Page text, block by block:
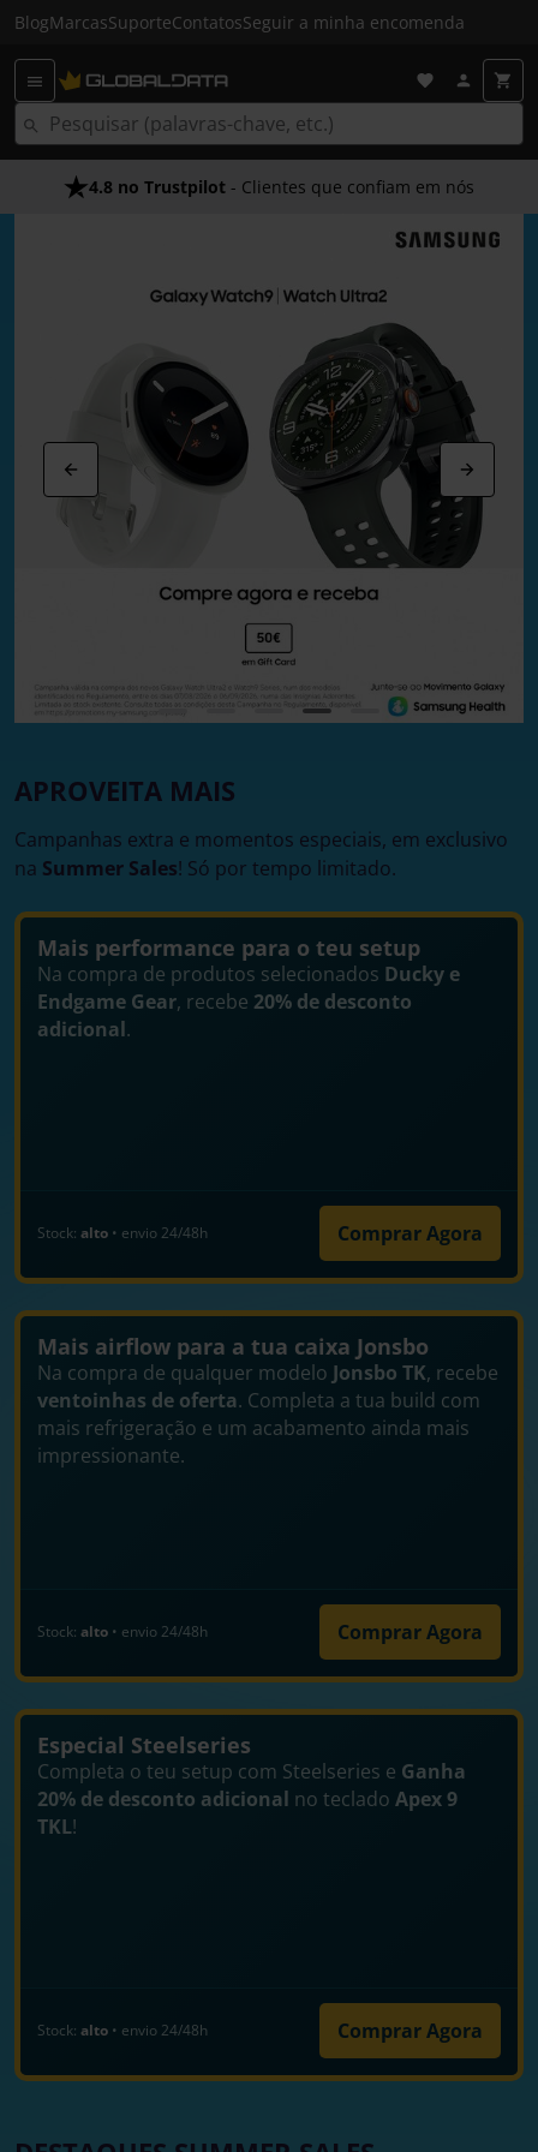
BlogMarcasSuporteContatosSeguir a minha encomenda
Envio Gratuito em 24 HRS- Acima dos 50€
APROVEITA MAIS
Campanhas extra e momentos especiais, em exclusivo
na Summer Sales! Só por tempo limitado.
Mais performance para o teu setup
Na compra de produtos selecionados Ducky e
Endgame Gear, recebe 20% de desconto
adicional.
Stock: alto • envio 24/48h Comprar Agora
Mais airflow para a tua caixa Jonsbo
Na compra de qualquer modelo Jonsbo TK, recebe
ventoinhas de oferta. Completa a tua build com
mais refrigeração e um acabamento ainda mais
impressionante.
Stock: alto • envio 24/48h Comprar Agora
Especial Steelseries
Completa o teu setup com Steelseries e Ganha
20% de desconto adicional no teclado Apex 9
TKL!
Stock: alto • envio 24/48h Comprar Agora